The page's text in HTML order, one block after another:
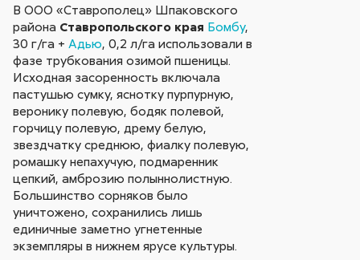
В ООО «Ставрополец» Шпаковского
района Ставропольского края Бомбу,
30 г/га + Адью, 0,2 л/га использовали в
фазе трубкования озимой пшеницы.
Исходная засоренность включала
пастушью сумку, яснотку пурпурную,
веронику полевую, бодяк полевой,
горчицу полевую, дрему белую,
звездчатку среднюю, фиалку полевую,
ромашку непахучую, подмаренник
цепкий, амброзию полыннолистную.
Большинство сорняков было
уничтожено, сохранились лишь
единичные заметно угнетенные
экземпляры в нижнем ярусе культуры.